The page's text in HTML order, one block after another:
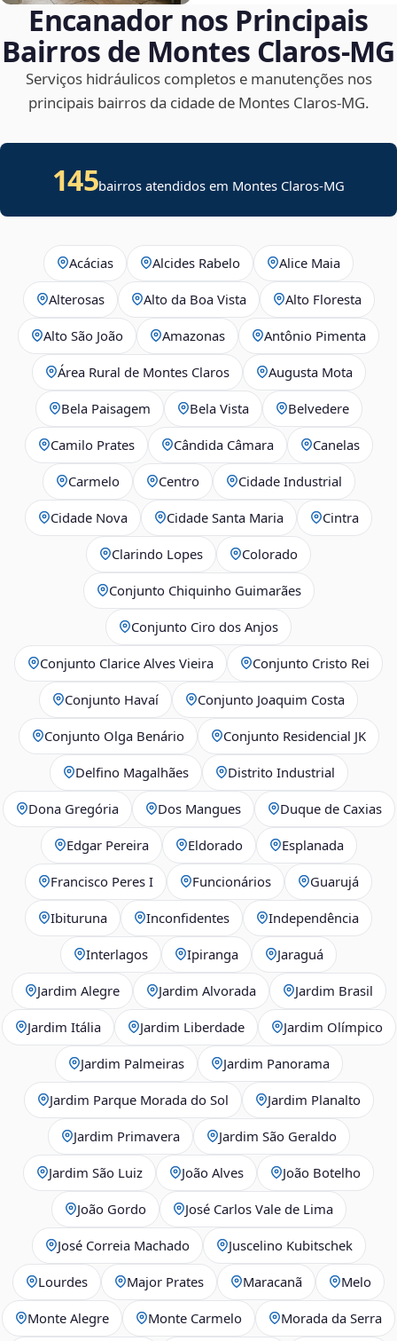
Encanador nos Principais
Bairros de Montes Claros‑MG
Serviços hidráulicos completos e manutenções nos
principais bairros da cidade de Montes Claros‑MG.
145bairros atendidos em Montes Claros-MG
Acácias Alcides Rabelo Alice Maia
Alterosas Alto da Boa Vista Alto Floresta
Alto São João Amazonas Antônio Pimenta
Área Rural de Montes Claros Augusta Mota
Bela Paisagem Bela Vista Belvedere
Camilo Prates Cândida Câmara Canelas
Carmelo Centro Cidade Industrial
Cidade Nova Cidade Santa Maria Cintra
Clarindo Lopes Colorado
Conjunto Chiquinho Guimarães
Conjunto Ciro dos Anjos
Conjunto Clarice Alves Vieira Conjunto Cristo Rei
Conjunto Havaí Conjunto Joaquim Costa
Conjunto Olga Benário Conjunto Residencial JK
Delfino Magalhães Distrito Industrial
Dona Gregória Dos Mangues Duque de Caxias
Edgar Pereira Eldorado Esplanada
Francisco Peres I Funcionários Guarujá
Ibituruna Inconfidentes Independência
Interlagos Ipiranga Jaraguá
Jardim Alegre Jardim Alvorada Jardim Brasil
Jardim Itália Jardim Liberdade Jardim Olímpico
Jardim Palmeiras Jardim Panorama
Jardim Parque Morada do Sol Jardim Planalto
Jardim Primavera Jardim São Geraldo
Jardim São Luiz João Alves João Botelho
João Gordo José Carlos Vale de Lima
José Correia Machado Juscelino Kubitschek
Lourdes Major Prates Maracanã Melo
Monte Alegre Monte Carmelo Morada da Serra